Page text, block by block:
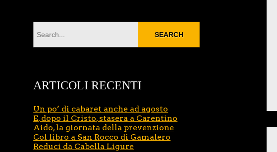
ARTICOLI RECENTI
Un po’ di cabaret anche ad agosto
E, dopo il Cristo, stasera a Carentino
Aido, la giornata della prevenzione
Col libro a San Rocco di Gamalero
Reduci da Cabella Ligure